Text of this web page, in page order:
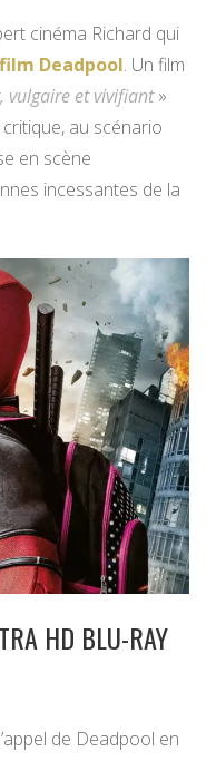
cinéma Richard qui
Deadpool. Un film
vulgaire et vivifiant»
au scénario
en scène
incessantes de la
HD BLU-RAY
de Deadpool en